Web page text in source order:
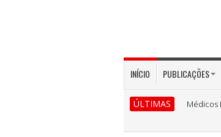
INÍCIO PUBLICAÇÕES
ÚLTIMAS Médicos